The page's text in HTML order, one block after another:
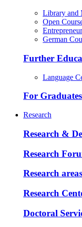
Library and
Open
German
Further
Language
For Graduates
Research
Research &
Research
Research areas
Research
Doctoral